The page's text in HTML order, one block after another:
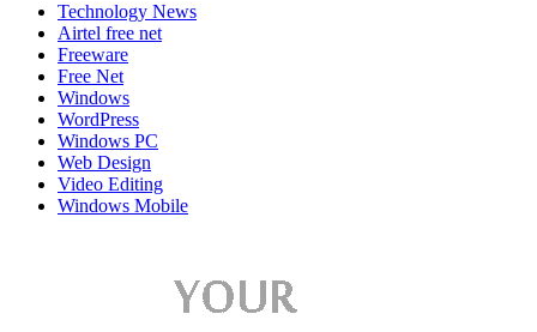
Technology News
Airtel free net
Freeware
Free Net
Windows
WordPress
Windows PC
Web Design
Video Editing
Windows Mobile